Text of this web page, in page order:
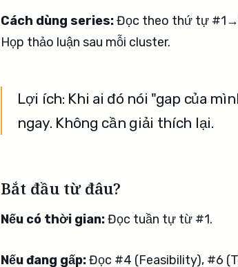
Cách dùng series:Đọc theo thứ tự
Họp thảo luận sau mỗi cluster.
Lợi ích: Khi ai đó nói "gap của
ngay. Không cần giải thích lại.
Bắt đầu từ đâu?
Nếu có thời gian:Đọc tuần tự từ #1.
Nếu đang gấp:Đọc #4 (Feasibility), #6